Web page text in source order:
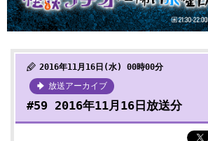
2016年11月16日(水) 00時00分
放送アーカイブ
#59 2016年11月16日放送分